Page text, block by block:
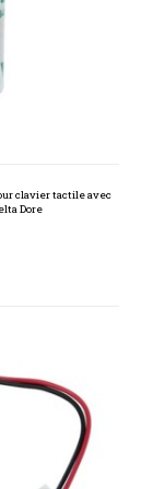
clavier tactile avec
Dore